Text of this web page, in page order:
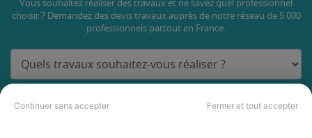
Continuer sans accepter Fermer et tout accepter
Vous souhaitez réaliser des travaux et ne savez quel professionnel
choisir ? Demandez des devis travaux auprès de notre réseau de 5 000
professionnels partout en France.